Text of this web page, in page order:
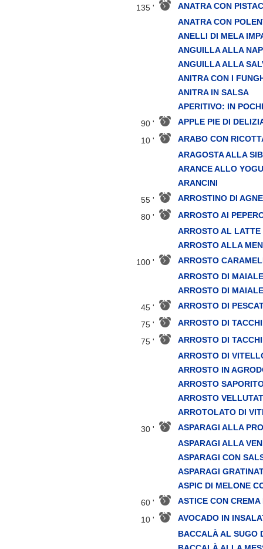
135 '
ANATRA CON
ANATRA CON
ANELLI DI MELA
ANGUILLA ALLA
ANGUILLA ALLA
ANITRA CON I
ANITRA IN SALSA
APERITIVO: IN
90 '
APPLE PIE DI
10 '
ARABO CON
ARAGOSTA ALLA
ARANCE ALLO
ARANCINI
55 '
ARROSTINO DI
80 '
ARROSTO AI
ARROSTO AL LATTE
ARROSTO ALLA
100 '
ARROSTO
ARROSTO DI MAIALE
ARROSTO DI
45 '
ARROSTO DI
75 '
ARROSTO DI
75 '
ARROSTO DI
ARROSTO DI
ARROSTO IN
ARROSTO
ARROSTO
ARROTOLATO DI
30 '
ASPARAGI ALLA
ASPARAGI ALLA
ASPARAGI CON
ASPARAGI
ASPIC DI MELONE
60 '
ASTICE CON CREMA
10 '
AVOCADO IN
BACCALÀ AL SUGO